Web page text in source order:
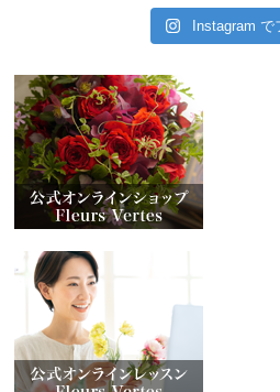
Instagram で